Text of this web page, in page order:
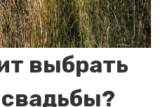
выбрать